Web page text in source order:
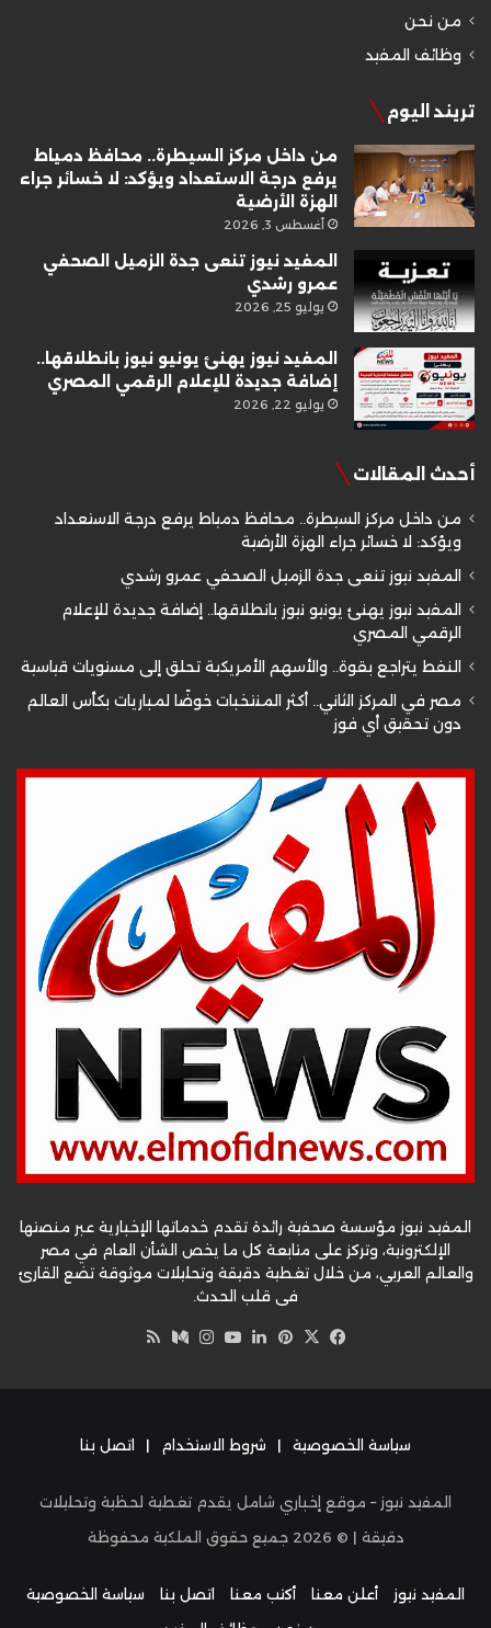
من نحن
وظائف المفيد
تريند اليوم
من داخل مركز السيطرة.. محافظ دمياط
يرفع درجة الاستعداد ويؤكد: لا خسائر جراء
الهزة الأرضية
أغسطس 3, 2026
المفيد نيوز تنعى جدة الزميل الصحفي
عمرو رشدي
يوليو 25, 2026
المفيد نيوز يهنئ يونيو نيوز بانطلاقها..
إضافة جديدة للإعلام الرقمي المصري
يوليو 22, 2026
أحدث المقالات
من داخل مركز السيطرة.. محافظ دمياط يرفع درجة الاستعداد
ويؤكد: لا خسائر جراء الهزة الأرضية
المفيد نيوز تنعى جدة الزميل الصحفي عمرو رشدي
المفيد نيوز يهنئ يونيو نيوز بانطلاقها.. إضافة جديدة للإعلام
الرقمي المصري
النفط يتراجع بقوة.. والأسهم الأمريكية تحلق إلى مستويات قياسية
مصر في المركز الثاني.. أكثر المنتخبات خوضًا لمباريات بكأس العالم
دون تحقيق أي فوز
المفيد نيوز مؤسسة صحفية رائدة تقدم خدماتها الإخبارية عبر منصتها
الإلكترونية، وتركز على متابعة كل ما يخص الشأن العام في مصر
والعالم العربي، من خلال تغطية دقيقة وتحليلات موثوقة تضع القارئ
في قلب الحدث.
فيسبوك
‫X بينتيريست
لينكدإن‫YouTube
انستقرام
وسط
سياسة الخصوصية | شروط الاستخدام | اتصل بنا
المفيد نيوز – موقع إخباري شامل يقدم تغطية لحظية وتحليلات
دقيقة | © 2026 جميع حقوق الملكية محفوظة
المفيد نيوز أعلن معنا أكتب معنا اتصل بنا
سياسة الخصوصية